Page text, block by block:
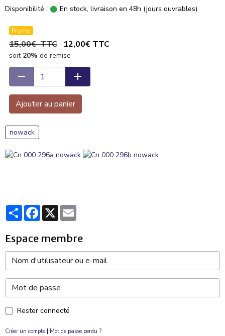
Disponibilité :
En stock, livraison en 48h (jours ouvrables)
Promo
15,00€ TTC 12,00€ TTC
soit 20% de remise
Ajouter au panier
nowack
PartagerFacebook
X
Espace membre
Rester connecté
Créer un compte Mot de passe perdu ?